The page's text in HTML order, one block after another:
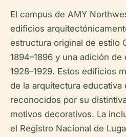
El campus de AMY
edificios
estructura original de estilo
1894–1896 y una adición
1928–1929. Estos edificios
de la arquitectura educativa
reconocidos por su
motivos decorativos. La
el Registro Nacional de